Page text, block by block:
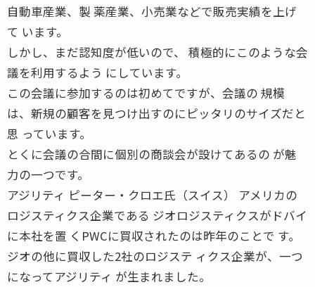
自動車産業、製 薬産業、小売業などで販売実績を上げ
て います。
しかし、まだ認知度が低いので、 積極的にこのような会
議を利用するよう にしています。
この会議に参加するのは初めてですが、会議の 規模
は、新規の顧客を見つけ出すのにピッタリのサイズだと
思 っています。
とくに会議の合間に個別の商談会が設けてあるの が魅
力の一つです。
アジリティ ピーター・クロエ氏（スイス） アメリカの
ロジスティクス企業である ジオロジスティクスがドバイ
に本社を置 くPWCに買収されたのは昨年のことで す。
ジオの他に買収した2社のロジステ ィクス企業が、一つ
になってアジリティ が生まれました。